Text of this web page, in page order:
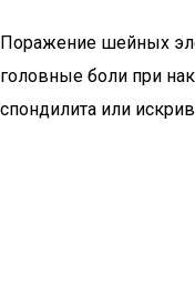
Поражение шейных
головные боли при
спондилита или